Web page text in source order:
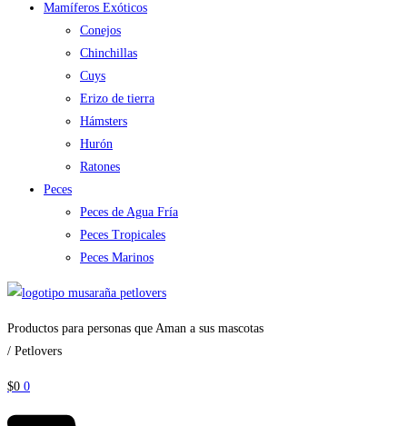
Mamíferos Exóticos
Conejos
Chinchillas
Cuys
Erizo de tierra
Hámsters
Hurón
Ratones
Peces
Peces de Agua Fría
Peces Tropicales
Peces Marinos
Productos para personas que Aman a sus mascotas
/ Petlovers
$0 0